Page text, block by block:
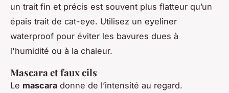
un trait fin et précis est souvent plus flatteur qu’un
épais trait de cat-eye. Utilisez un eyeliner
waterproof pour éviter les bavures dues à
l'humidité ou à la chaleur.
Mascara et faux cils
Le mascara donne de l’intensité au regard.